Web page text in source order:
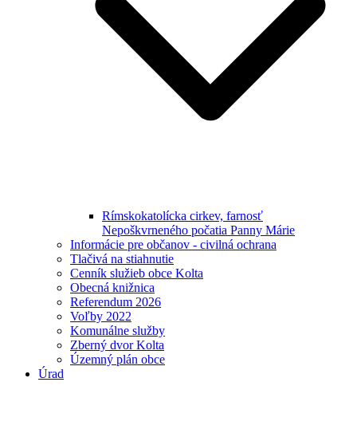
Rímskokatolícka cirkev, farnosť
Nepoškvrneného počatia Panny Márie
Informácie pre občanov - civilná ochrana
Tlačivá na stiahnutie
Cenník služieb obce Kolta
Obecná knižnica
Referendum 2026
Voľby 2022
Komunálne služby
Zberný dvor Kolta
Územný plán obce
Úrad